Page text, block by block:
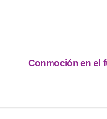
Conmoción en el